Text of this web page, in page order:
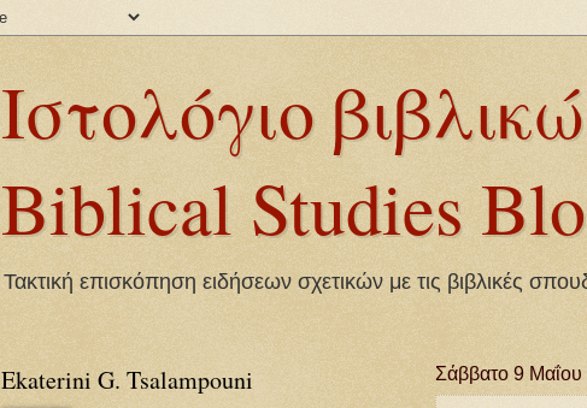
Ιστολόγιο
Biblical Studies
Τακτική επισκόπηση ειδήσεων σχετικών με τις βιβλικές
Σάββατο 9
Ekaterini G. Tsalampouni